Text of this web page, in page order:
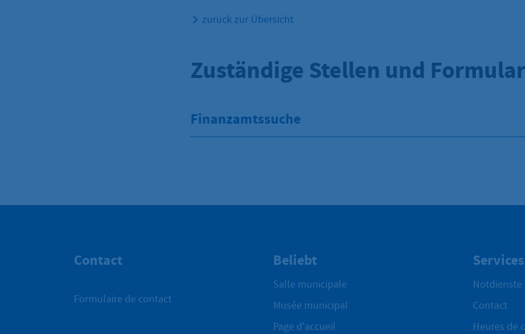
zurück zur Übersicht
Zuständige Stellen und
Finanzamtssuche
Contact
Formulaire de contact
Beliebt
Salle municipale
Musée municipal
Page d'accueil
Services
Notdienste
Contact
Heures de